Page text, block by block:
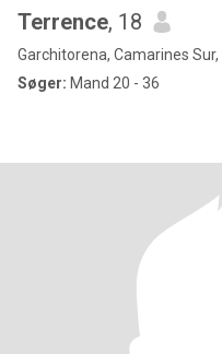
Terrence, 18
Garchitorena, Camarines
Søger: Mand 20 - 36